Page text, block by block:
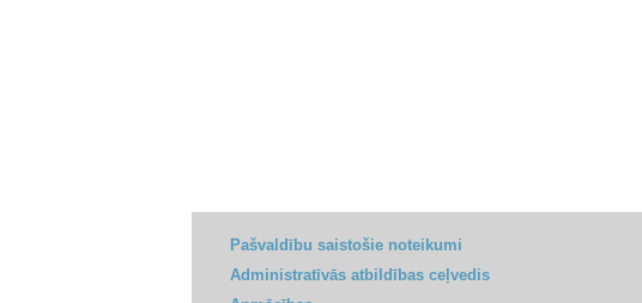
Pašvaldību saistošie noteikumi
Administratīvās atbildības ceļvedis